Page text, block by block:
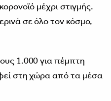
μέχρι στιγμής.
σε όλο τον κόσμο,
1.000 για πέμπτη
στη χώρα από τα μέσα